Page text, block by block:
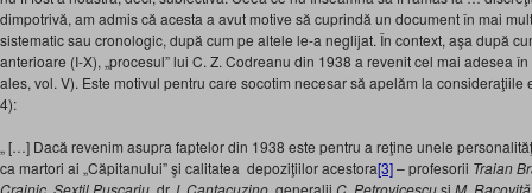
dimpotrivă, am admis că acesta a avut motive să cuprindă un document în mai
sistematic sau cronologic, după cum pe altele le-a neglijat. În context, aşa după
anterioare (I-X), „procesul” lui C. Z. Codreanu din 1938 a revenit cel mai adesea
ales, vol. V). Este motivul pentru care socotim necesar să apelăm la consideraţiile
4):
„ […] Dacă revenim asupra faptelor din 1938 este pentru a reţine unele
ca martori ai „Căpitanului” şi calitatea depoziţiilor acestora[3]– profesorii Traian
Crainic, Sextil Puşcariu, dr. I. Cantacuzino, generalii C. Petrovicescuşi M. Racoviţă